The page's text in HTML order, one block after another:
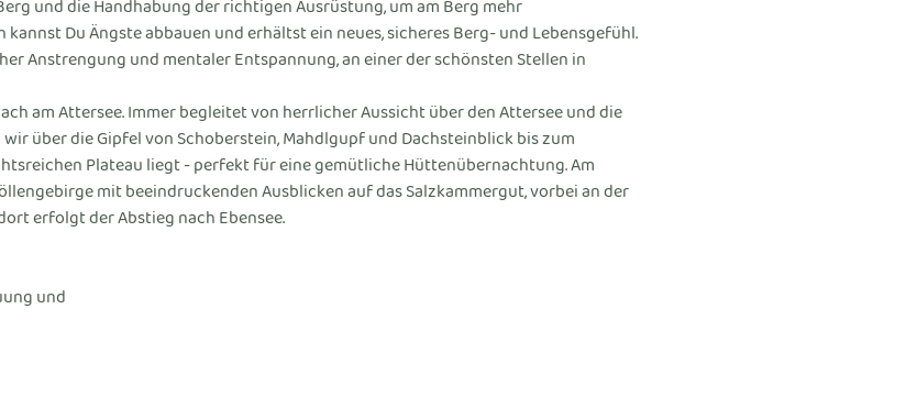
und die Handhabung der richtigen Ausrüstung, um am Berg mehr
Du Ängste abbauen und erhältst ein neues, sicheres Berg- und Lebensgefühl.
Anstrengung und mentaler Entspannung, an einer der schönsten Stellen in
am Attersee. Immer begleitet von herrlicher Aussicht über den Attersee und die
über die Gipfel von Schoberstein, Mahdlgupf und Dachsteinblick bis zum
Plateau liegt - perfekt für eine gemütliche Hüttenübernachtung. Am
mit beeindruckenden Ausblicken auf das Salzkammergut, vorbei an der
erfolgt der Abstieg nach Ebensee.
und